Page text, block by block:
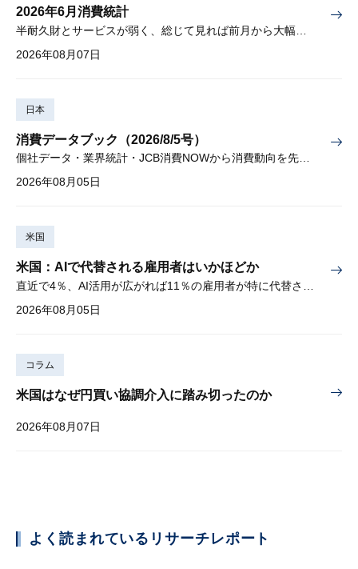
2026年6月消費統計
2026年08月07日
日本
消費データブック（2026/8/5号）
個社データ・業界統計・JCB消費NOWから消費動向を先取り
2026年08月05日
米国
米国：AIで代替される雇用者はいかほどか
2026年08月05日
コラム
米国はなぜ円買い協調介入に踏み切ったのか
2026年08月07日
よく読まれているリサーチレポート